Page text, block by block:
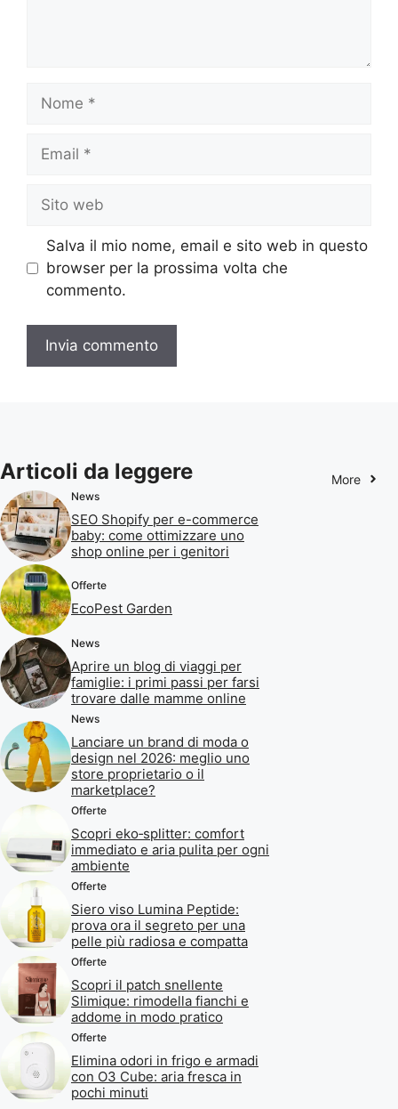
Nome
Email
Sito
web
Salva il mio nome, email e sito web in questo
browser per la prossima volta che
commento.
Articoli da leggere More
News
SEO Shopify per e-commerce
baby: come ottimizzare uno
shop online per i genitori
Offerte
EcoPest Garden
News
Aprire un blog di viaggi per
famiglie: i primi passi per farsi
trovare dalle mamme online
News
Lanciare un brand di moda o
design nel 2026: meglio uno
store proprietario o il
marketplace?
Offerte
Scopri eko‑splitter: comfort
immediato e aria pulita per ogni
ambiente
Offerte
Siero viso Lumina Peptide:
prova ora il segreto per una
pelle più radiosa e compatta
Offerte
Scopri il patch snellente
Slimique: rimodella fianchi e
addome in modo pratico
Offerte
Elimina odori in frigo e armadi
con O3 Cube: aria fresca in
pochi minuti